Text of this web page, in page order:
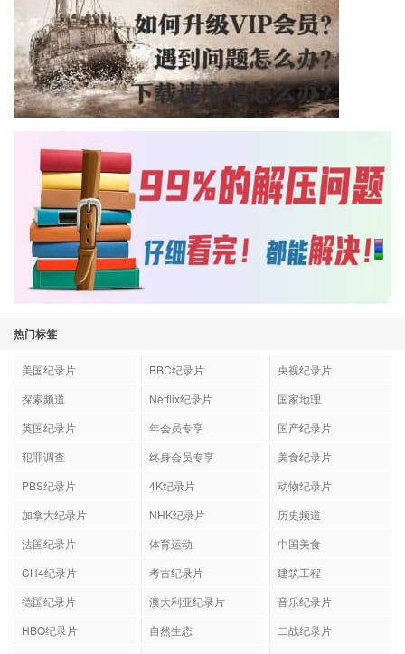
热门标签
美国纪录片 BBC纪录片
央视纪录片
探索频道
Netflix纪录片
国家地理
英国纪录片
年会员专享
国产纪录片
犯罪调查
终身会员专享
美食纪录片
PBS纪录片
4K纪录片
动物纪录片
加拿大纪录片
NHK纪录片
历史频道
法国纪录片
体育运动
中国美食
CH4纪录片
考古纪录片
建筑工程
德国纪录片
澳大利亚纪录片
音乐纪录片
HBO纪录片
自然生态
二战纪录片